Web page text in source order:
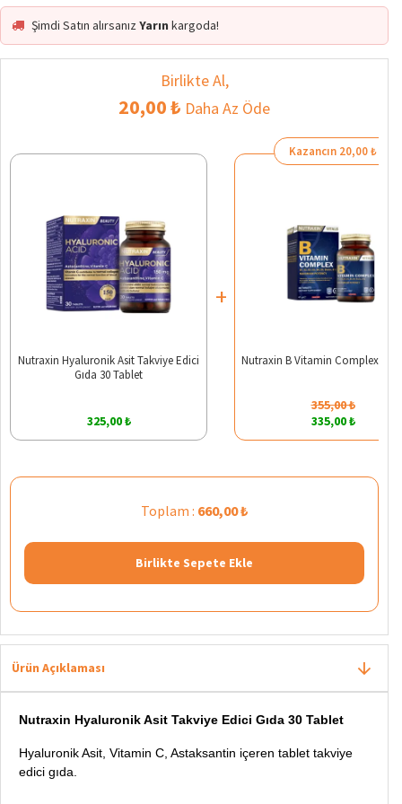
Şimdi Satın alırsanızYarın kargoda!
Birlikte Al,
20,00 ₺ Daha Az Öde
Nutraxin Hyaluronik Asit Takviye Edici
Gıda 30 Tablet
325,00 ₺
+
Kazancın 20,00 ₺
Nutraxin B Vitamin Complex 60
355,00 ₺
335,00 ₺
Toplam : 660,00 ₺
Birlikte Sepete Ekle
Ürün Açıklaması
Nutraxin Hyaluronik Asit Takviye Edici Gıda 30 Tablet
Hyaluronik Asit, Vitamin C, Astaksantin içeren tablet takviye
edici gıda.